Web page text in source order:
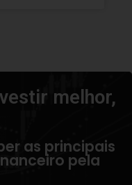
melhor,
as principais
pela